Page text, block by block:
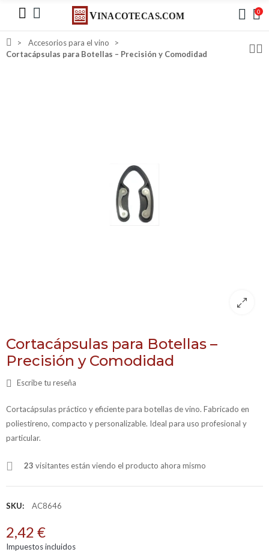
0
Accesorios para el vino
Cortacápsulas para Botellas – Precisión y Comodidad
Cortacápsulas para Botellas –
Precisión y Comodidad
Escribe tu reseña
Cortacápsulas práctico y eficiente para botellas de vino. Fabricado en
poliestireno, compacto y personalizable. Ideal para uso profesional y
particular.
23 visitantes están viendo el producto ahora mismo
SKU: AC8646
2,42 €
Impuestos incluidos